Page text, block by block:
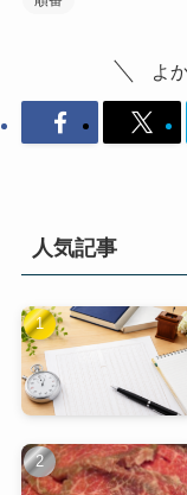
よ
人気記事